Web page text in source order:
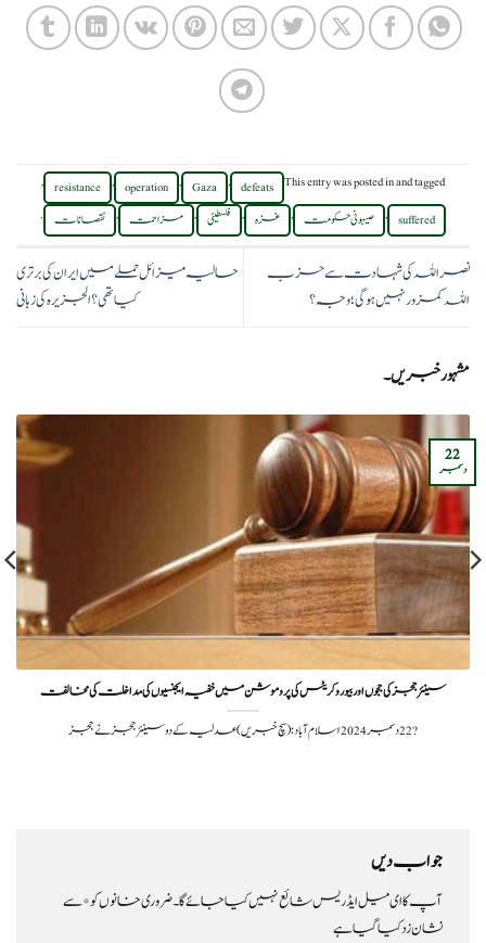
This entry was posted inand tagged
defeats
,
Gaza
,
operation
,
resistance
,
suffered
, صیہونی حکومت , غزہ , فلسطینی , مزاحمت , نقصانات .
نصراللہ کی شہادت سے حزب
اللہ کمزور نہیں ہوگی؛ وجہ؟
حالیہ میزائل حملے میں ایران کی برتری
کیا تھی؟الجزیرہ کی زبانی
مشہور خبریں۔
سینئر ججز کی ججوں اور بیوروکریٹس کی پروموشن میں خفیہ ایجنسیوں کی مداخلت کی مخالفت
?️ 22 دسمبر 2024 اسلام آباد: (سچ خبریں) عدلیہ کے دو سینئر ججز نے ججز
22
دسمبر
جواب دیں
آپ کا ای میل ایڈریس شائع نہیں کیا جائے گا۔ضروری خانوں کو*سے
نشان زد کیا گیا ہے